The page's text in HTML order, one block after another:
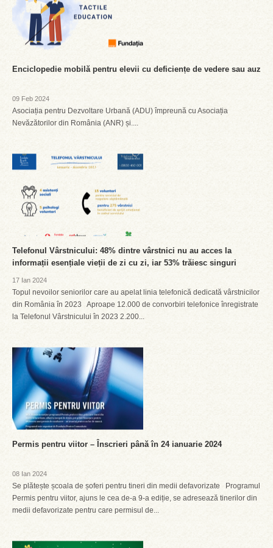
Enciclopedie mobilă pentru elevii cu deficiențe de vedere sau auz
09 Feb 2024
Asociația pentru Dezvoltare Urbană (ADU) împreună cu Asociația
Nevăzătorilor din România (ANR) și....
Telefonul Vârstnicului: 48% dintre vârstnici nu au acces la
informații esențiale vieții de zi cu zi, iar 53% trăiesc singuri
17 Ian 2024
Topul nevoilor seniorilor care au apelat linia telefonică dedicată vârstnicilor
din România în 2023 Aproape 12.000 de convorbiri telefonice înregistrate
la Telefonul Vârstnicului în 2023 2.200...
Permis pentru viitor – Înscrieri până în 24 ianuarie 2024
08 Ian 2024
Se plătește școala de șoferi pentru tineri din medii defavorizate Programul
Permis pentru viitor, ajuns le cea de-a 9-a ediție, se adresează tinerilor din
medii defavorizate pentru care permisul de...